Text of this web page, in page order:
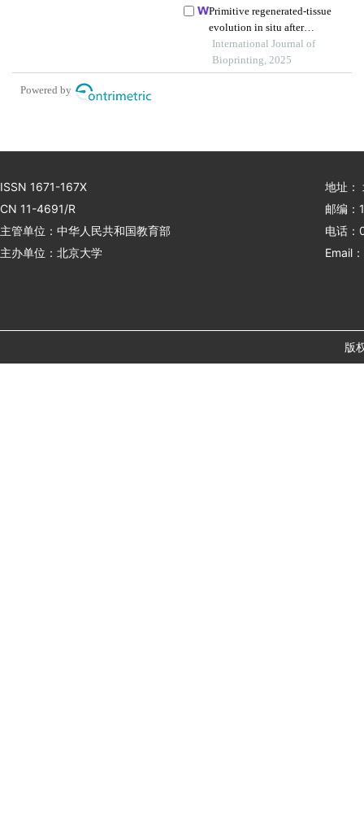
with elastic layers
Primitive regenerated-tissue
evolution in situ after
implantation of a 3d-printed
tracheal graft
International Journal of
Bioprinting, 2025
Powered by
ISSN 1671-167X
CN 11-4691/R
主管单位：中华人民共和国教育部
主办单位：北京大学
地址：
邮编：
电话
Email
版